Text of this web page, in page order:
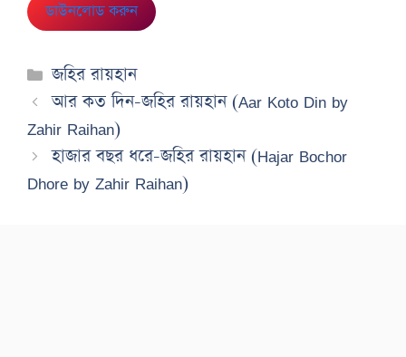
ডাউনলোড করুন
Categories
জহির রায়হান
আর কত দিন-জহির রায়হান (Aar Koto Din by
Zahir Raihan)
হাজার বছর ধরে-জহির রায়হান (Hajar Bochor
Dhore by Zahir Raihan)